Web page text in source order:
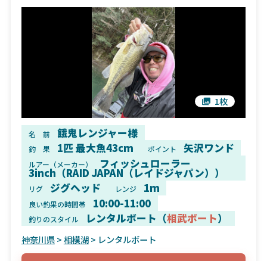
1枚
名 前 餓鬼レンジャー様
釣 果 1匹 最大魚43cm ポイント 矢沢ワンド
ルアー（メーカー） フィッシュローラー
3inch（RAID JAPAN（レイドジャパン））
リグ ジグヘッド レンジ 1m
良い釣果の時間帯 10:00-11:00
釣りのスタイル レンタルボート（相武ボート）
神奈川県>相模湖> レンタルボート